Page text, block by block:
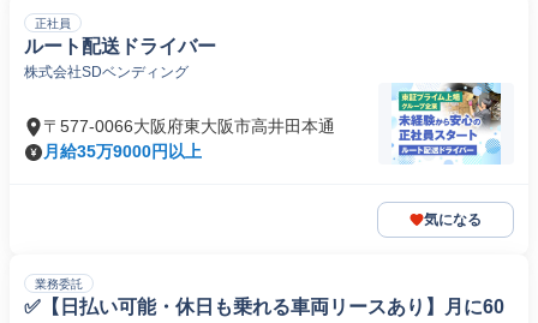
正社員
ルート配送ドライバー
株式会社SDベンディング
〒577-0066大阪府東大阪市高井田本通
月給35万9000円以上
気になる
業務委託
✅【日払い可能・休日も乗れる車両リースあり】月に60